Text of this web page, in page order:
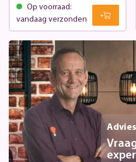
Op voorraad:
vandaag verzonden